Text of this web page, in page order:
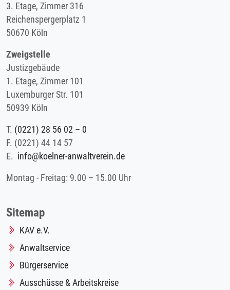
3. Etage, Zimmer 316
Reichenspergerplatz 1
50670 Köln
Zweigstelle
Justizgebäude
1. Etage, Zimmer 101
Luxemburger Str. 101
50939 Köln
T. (0221) 28 56 02 – 0
F. (0221) 44 14 57
E. info@koelner-anwaltverein.de
Montag - Freitag: 9.00 – 15.00 Uhr
Sitemap
KAV e.V.
Anwaltservice
Bürgerservice
Ausschüsse & Arbeitskreise